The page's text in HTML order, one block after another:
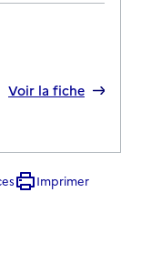
Voir la fiche
Imprimer